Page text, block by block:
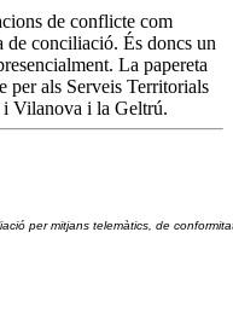
de conflicte com
de conciliació. És doncs un
La papereta
per als Serveis Territorials
i Vilanova i la Geltrú.
per mitjans telemàtics, de